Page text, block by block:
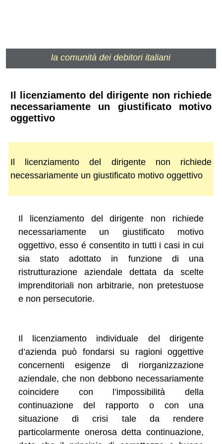
la comunità dei debitori italiani
Il licenziamento del dirigente non richiede
necessariamente un giustificato motivo
oggettivo
Il licenziamento del dirigente non richiede
necessariamente un giustificato motivo oggettivo
Il licenziamento del dirigente non richiede
necessariamente un giustificato motivo
oggettivo, esso é consentito in tutti i casi in cui
sia stato adottato in funzione di una
ristrutturazione aziendale dettata da scelte
imprenditoriali non arbitrarie, non pretestuose
e non persecutorie.
Il licenziamento individuale del dirigente
d’azienda può fondarsi su ragioni oggettive
concernenti esigenze di riorganizzazione
aziendale, che non debbono necessariamente
coincidere con l’impossibilità della
continuazione del rapporto o con una
situazione di crisi tale da rendere
particolarmente onerosa detta continuazione,